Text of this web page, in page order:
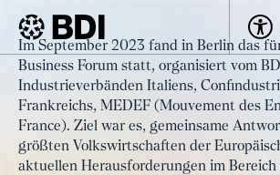
BDI Artikel
Artikel
Trilaterale Kooperation:
europäische Einheit und
Wettbewerbsfähigkeit
Im September 2023 fand in Berlin das
Business Forum statt, organisiert vom
Industrieverbänden Italiens,
Frankreichs, MEDEF (Mouvement des
France). Ziel war es, gemeinsame
größten Volkswirtschaften der
aktuellen Herausforderungen im